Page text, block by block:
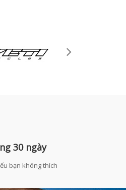
30 ngày
bạn không thích